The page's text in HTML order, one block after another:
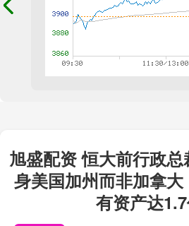
旭盛配资 恒大前行政
身美国加州而非加拿
有资产达